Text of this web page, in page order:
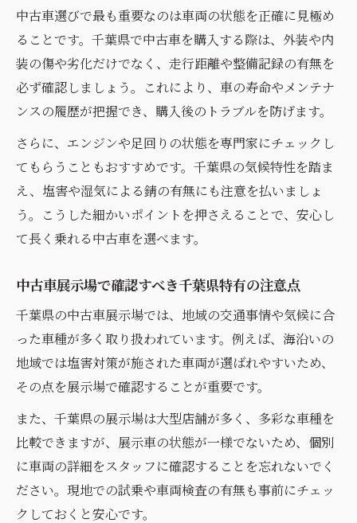
中古車選びで最も重要なのは車両の状態を正確に見極め
ることです。千葉県で中古車を購入する際は、外装や内
装の傷や劣化だけでなく、走行距離や整備記録の有無を
必ず確認しましょう。これにより、車の寿命やメンテナ
ンスの履歴が把握でき、購入後のトラブルを防げます。
さらに、エンジンや足回りの状態を専門家にチェックし
てもらうこともおすすめです。千葉県の気候特性を踏ま
え、塩害や湿気による錆の有無にも注意を払いましょ
う。こうした細かいポイントを押さえることで、安心し
て長く乗れる中古車を選べます。
中古車展示場で確認すべき千葉県特有の注意点
千葉県の中古車展示場では、地域の交通事情や気候に合
った車種が多く取り扱われています。例えば、海沿いの
地域では塩害対策が施された車両が選ばれやすいため、
その点を展示場で確認することが重要です。
また、千葉県の展示場は大型店舗が多く、多彩な車種を
比較できますが、展示車の状態が一様でないため、個別
に車両の詳細をスタッフに確認することを忘れないでく
ださい。現地での試乗や車両検査の有無も事前にチェッ
クしておくと安心です。